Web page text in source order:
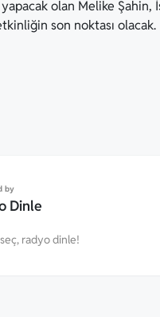
yapacak olan Melike
son noktası olacak.
by
Dinle
seç, radyo dinle!